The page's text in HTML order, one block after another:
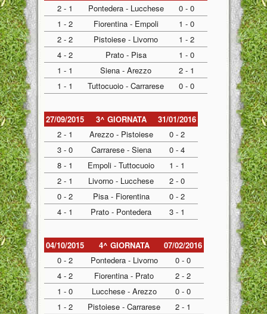
2 - 1
Pontedera - Lucchese
0 - 0
1 - 2
Fiorentina - Empoli
1 - 0
2 - 2
Pistoiese - Livorno
1 - 2
4 - 2
Prato - Pisa
1 - 0
1 - 1
Siena - Arezzo
2 - 1
1 - 1
Tuttocuoio - Carrarese 0 - 0
27/09/2015 3^ GIORNATA
31/01/2016
2 - 1
Arezzo - Pistoiese
0 - 2
3 - 0
Carrarese - Siena
0 - 4
8 - 1
Empoli - Tuttocuoio
1 - 1
2 - 1
Livorno - Lucchese
2 - 0
0 - 2
Pisa - Fiorentina
0 - 2
4 - 1
Prato - Pontedera 3 - 1
04/10/2015 4^ GIORNATA
07/02/2016
0 - 2
Pontedera - Livorno
0 - 0
4 - 2
Fiorentina - Prato
2 - 2
1 - 0
Lucchese - Arezzo
0 - 0
1 - 2
Pistoiese - Carrarese
2 - 1